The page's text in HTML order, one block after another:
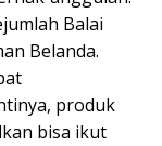
Balai
Belanda.
produk
bisa ikut